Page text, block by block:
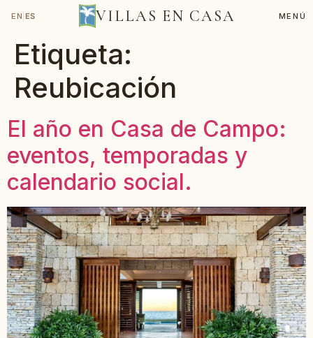
EN ES VILLAS EN CASA MENÚ
Etiqueta:
Reubicación
El año en Casa de Campo:
eventos, temporadas y
calendario social.